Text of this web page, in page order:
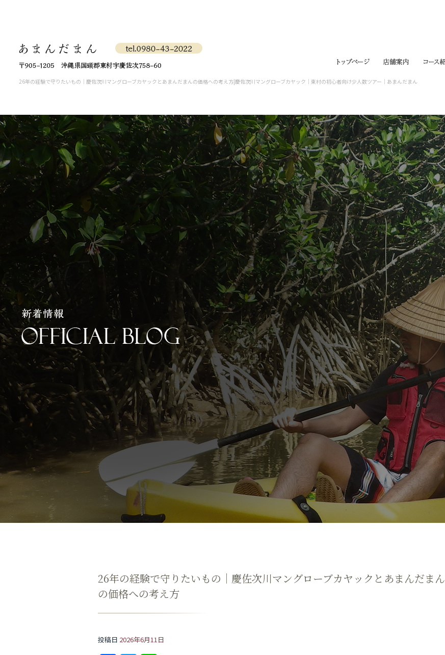
26年の経験で守りたいもの｜慶佐次川マングローブカヤックとあまんだまんの価格への考え方|慶佐次川マングローブカヤック｜東村の初心者向け少人数ツアー｜あまんだまん
26年の経験で守りたいもの｜慶佐次川マングローブカヤックとあまんだまん
の価格への考え方
投稿日 2026年6月11日